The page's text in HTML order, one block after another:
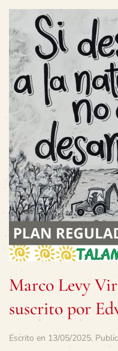
Marco Levy
suscrito por
Escrito en 13/05/2025.